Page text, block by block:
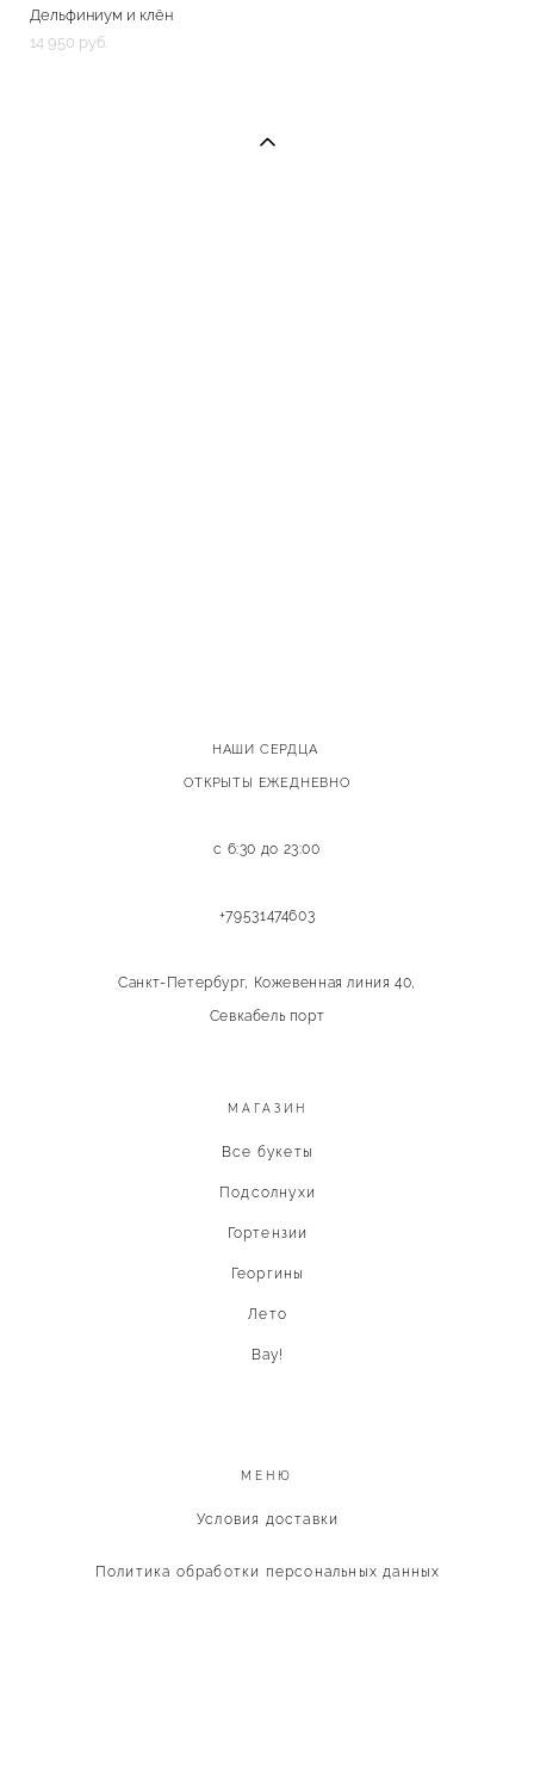
Дельфиниум и клён
14 950 pуб.
НАШИ СЕРДЦА
ОТКРЫТЫ ЕЖЕДНЕВНО
с 6:30 до 23:00
+79531474603
Санкт-Петербург, Кожевенная линия 40,
Севкабель порт
МАГАЗИН
Все букеты
Подсолнухи
Гортензии
Георгины
Лето
Вау!
МЕНЮ
Условия доставки
Политика обработки персональных данных